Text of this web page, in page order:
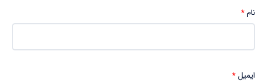
نام*
ایمیل*